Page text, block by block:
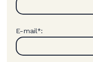
E-mail*: